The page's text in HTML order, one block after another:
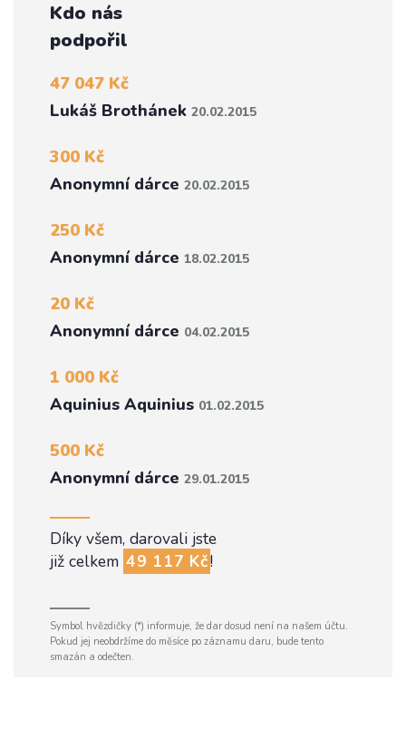
Kdo nás
podpořil
47 047 Kč
Lukáš Brothánek 20.02.2015
300 Kč
Anonymní dárce 20.02.2015
250 Kč
Anonymní dárce 18.02.2015
20 Kč
Anonymní dárce 04.02.2015
1 000 Kč
Aquinius Aquinius 01.02.2015
500 Kč
Anonymní dárce 29.01.2015
Díky všem, darovali jste
již celkem 49 117 Kč!
Symbol hvězdičky (*) informuje, že dar dosud není na našem účtu.
Pokud jej neobdržíme do měsíce po záznamu daru, bude tento
smazán a odečten.